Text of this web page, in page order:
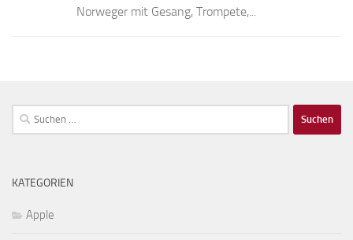
Norweger mit Gesang, Trompete,...
Suchen
nach:
KATEGORIEN
Apple